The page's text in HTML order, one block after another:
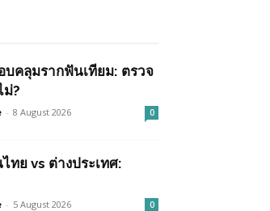
คลุมรากฟันเทียม: ตรวจ
ม่?
- 8 August 2026 0
ทย vs ต่างประเทศ:
- 5 August 2026 0